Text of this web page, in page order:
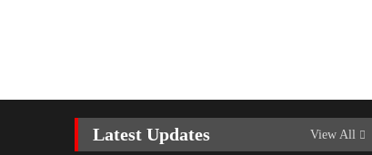
Latest Updates View All